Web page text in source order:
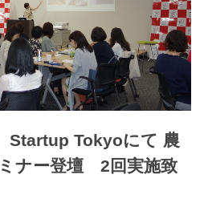
Startup Tokyoにて 農
ナー登壇 2回実施致